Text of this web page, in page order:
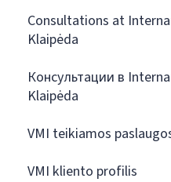
Consultations at
Klaipėda
Консультации в
Klaipėda
VMI teikiamos
VMI kliento profilis